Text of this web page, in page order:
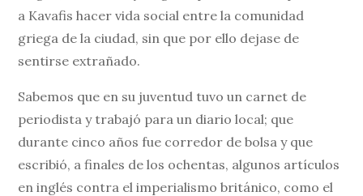
a Kavafis hacer vida social entre la comunidad
griega de la ciudad, sin que por ello dejase de
sentirse extrañado.
Sabemos que en su juventud tuvo un carnet de
periodista y trabajó para un diario local; que
durante cinco años fue corredor de bolsa y que
escribió, a finales de los ochentas, algunos artículos
en inglés contra el imperialismo británico, como el